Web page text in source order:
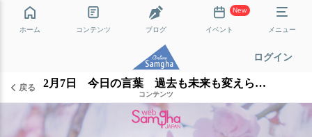
ホーム コンテンツ ブログ
New
イベント メニュー
ログイン
戻る 2月7日 今日の言葉 過去も未来も変えられる
コンテンツ